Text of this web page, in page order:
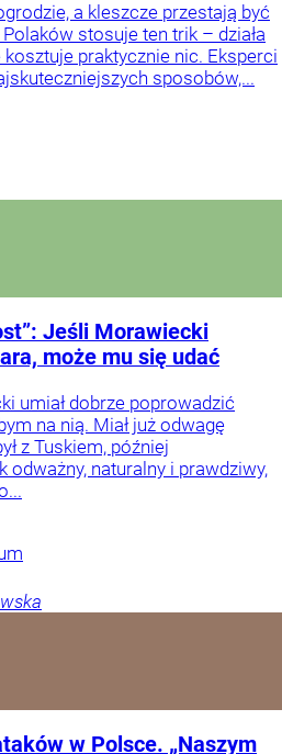
a kleszcze przestają być
stosuje ten trik – działa
praktycznie nic. Eksperci
sposobów,...
Jeśli Morawiecki
może mu się udać
umiał dobrze poprowadzić
na nią. Miał już odwagę
z Tuskiem, później
odważny, naturalny i prawdziwy,
w Polsce. „Naszym